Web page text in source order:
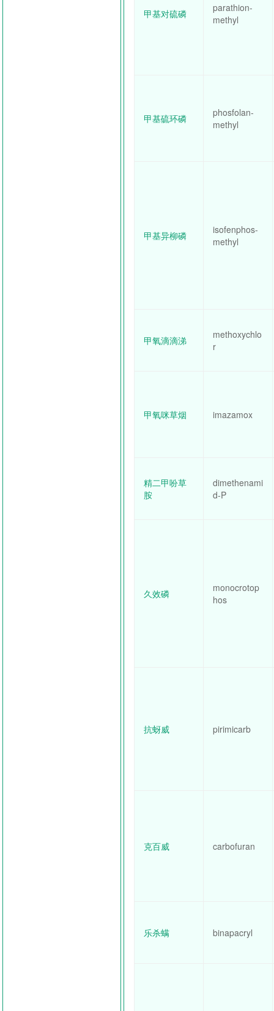
甲基对硫磷
parathion-
methyl
甲基硫环磷
phosfolan-
methyl
甲基异柳磷
isofenphos-
methyl
甲氧滴滴涕
methoxychlo
r
甲氧咪草烟 imazamox
精二甲吩草
胺
dimethenami
d-P
久效磷
monocrotop
hos
抗蚜威 pirimicarb
克百威 carbofuran
乐杀螨 binapacryl